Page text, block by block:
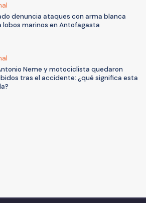
denuncia ataques con arma blanca
lobos marinos en Antofagasta
Neme y motociclista quedaron
tras el accidente: ¿qué significa esta